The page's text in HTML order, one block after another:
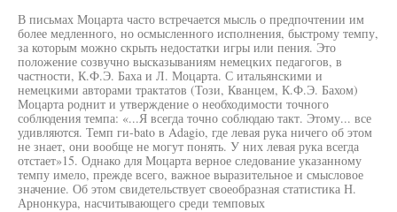
В письмах Моцарта часто встречается мысль о предпочтении им
более медленного, но осмысленного исполнения, быстрому темпу,
за которым можно скрыть недостатки игры или пения. Это
положение созвучно высказываниям немецких педагогов, в
частности, К.Ф.Э. Баха и Л. Моцарта. С итальянскими и
немецкими авторами трактатов (Този, Кванцем, К.Ф.Э. Бахом)
Моцарта роднит и утверждение о необходимости точного
соблюдения темпа: «...Я всегда точно соблюдаю такт. Этому... все
удивляются. Темп ги-bato в Adagio, где левая рука ничего об этом
не знает, они вообще не могут понять. У них левая рука всегда
отстает»15. Однако для Моцарта верное следование указанному
темпу имело, прежде всего, важное выразительное и смысловое
значение. Об этом свидетельствует своеобразная статистика Н.
Арнонкура, насчитывающего среди темповых